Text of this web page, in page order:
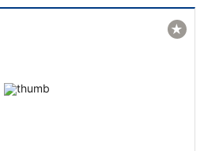
★